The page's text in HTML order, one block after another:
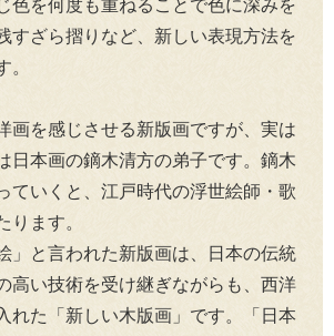
色を何度も重ねることで色に深みを
すざら摺りなど、新しい表現方法を
。
画を感じさせる新版画ですが、実は
日本画の鏑木清方の弟子です。鏑木
ていくと、江戸時代の浮世絵師・歌
ります。
」と言われた新版画は、日本の伝統
高い技術を受け継ぎながらも、西洋
れた「新しい木版画」です。「日本